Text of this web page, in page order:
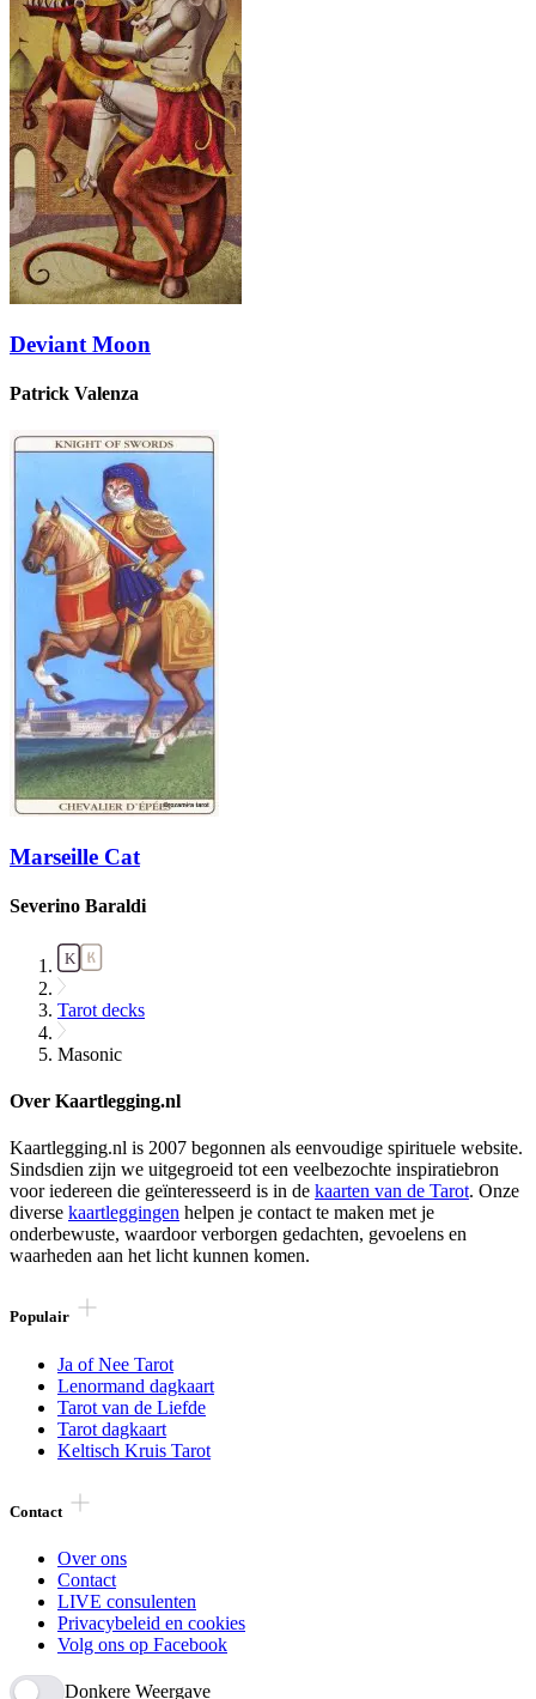
Deviant Moon
Patrick Valenza
Marseille Cat
Severino Baraldi
Tarot decks
Masonic
Over Kaartlegging.nl
Kaartlegging.nl is 2007 begonnen als eenvoudige spirituele website.
Sindsdien zijn we uitgegroeid tot een veelbezochte inspiratiebron
voor iedereen die geïnteresseerd is in de kaarten van de Tarot. Onze
diverse kaartleggingen helpen je contact te maken met je
onderbewuste, waardoor verborgen gedachten, gevoelens en
waarheden aan het licht kunnen komen.
Populair
Ja of Nee Tarot
Lenormand dagkaart
Tarot van de Liefde
Tarot dagkaart
Keltisch Kruis Tarot
Contact
Over ons
Contact
LIVE consulenten
Privacybeleid en cookies
Volg ons op Facebook
Donkere Weergave